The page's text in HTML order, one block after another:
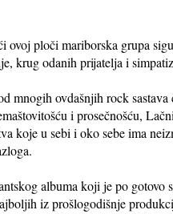
ovoj ploči mariborska grupa
krug odanih prijatelja i
mnogih ovdašnjih rock
i prosečnošću,
koje u sebi i oko sebe ima
albuma koji je po
iz prošlogodišnje